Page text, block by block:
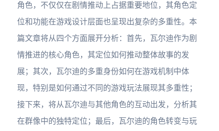
角色，不仅仅在剧情推动上占据重要地位，其角色定
位和功能在游戏设计层面也呈现出复杂的多重性。本
篇文章将从四个方面展开分析：首先，瓦尔迪作为剧
情推进的核心角色，其定位如何推动整体故事的发
展；其次，瓦尔迪的多重身份如何在游戏机制中体
现，特别是如何通过不同的游戏玩法展现其多重性；
接下来，将从瓦尔迪与其他角色的互动出发，分析其
在群像中的独特定位；最后，瓦尔迪的角色转变与玩